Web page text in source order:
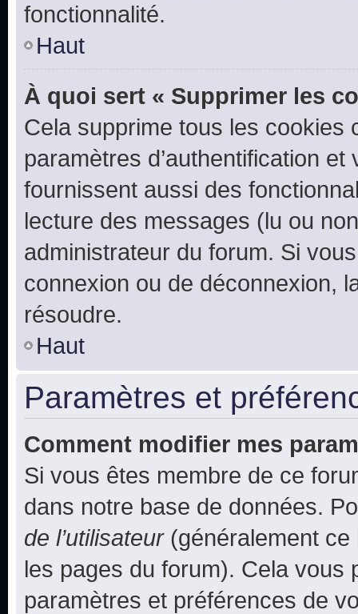
fonctionnalité.
Haut
À quoi sert « Supprimer les
Cela supprime tous les cookies
paramètres d’authentification
fournissent aussi des
lecture des messages (lu ou
administrateur du forum. Si
connexion ou de déconnexion,
résoudre.
Haut
Paramètres et
Comment modifier mes
Si vous êtes membre de ce
dans notre base de données.
de l’utilisateur(généralement ce
les pages du forum). Cela vous
paramètres et préférences de